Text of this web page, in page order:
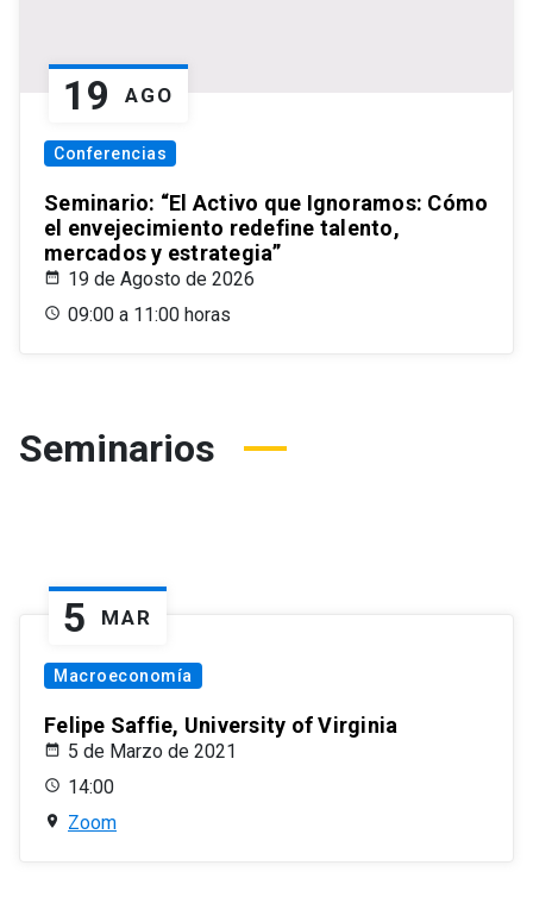
19 AGO
Conferencias
Seminario: “El Activo que Ignoramos: Cómo
el envejecimiento redefine talento,
mercados y estrategia”
19 de Agosto de 2026
09:00 a 11:00 horas
Seminarios
5 MAR
Macroeconomía
Felipe Saffie, University of Virginia
5 de Marzo de 2021
14:00
Zoom